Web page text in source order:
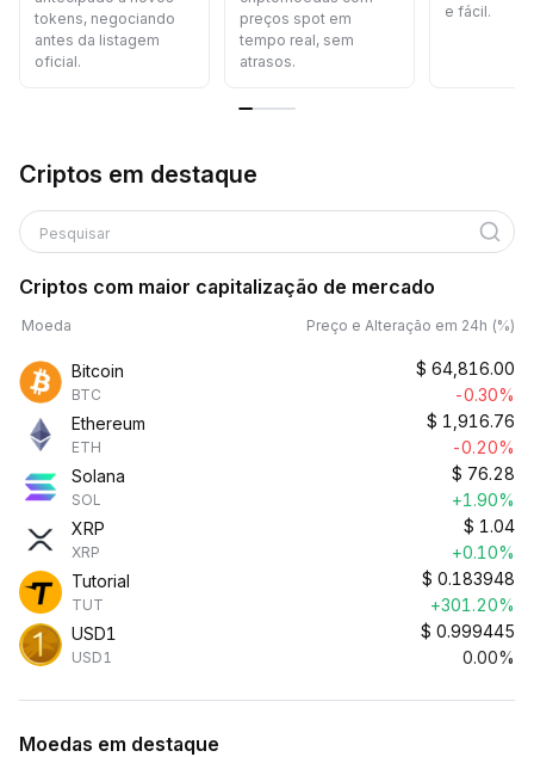
tokens, negociando
antes da listagem
oficial.
preços spot em
tempo real, sem
atrasos.
e fácil.
Criptos em destaque
Pesquisar
Criptos com maior capitalização de mercado
Moeda Preço e Alteração em 24h (%)
Bitcoin
BTC
$ 64,816.00
-0.30%
Ethereum
ETH
$ 1,916.76
-0.20%
Solana
SOL
$ 76.28
+1.90%
XRP
XRP
$ 1.04
+0.10%
Tutorial
TUT
$ 0.183948
+301.20%
USD1
USD1
$ 0.999445
0.00%
Moedas em destaque